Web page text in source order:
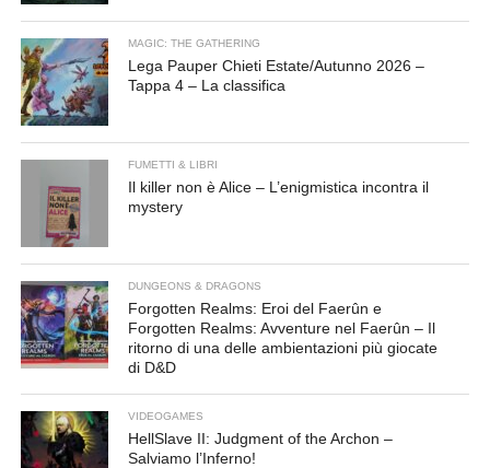
MAGIC: THE GATHERING
Lega Pauper Chieti Estate/Autunno 2026 –
Tappa 4 – La classifica
FUMETTI & LIBRI
Il killer non è Alice – L’enigmistica incontra il
mystery
DUNGEONS & DRAGONS
Forgotten Realms: Eroi del Faerûn e
Forgotten Realms: Avventure nel Faerûn – Il
ritorno di una delle ambientazioni più giocate
di D&D
VIDEOGAMES
HellSlave II: Judgment of the Archon –
Salviamo l’Inferno!